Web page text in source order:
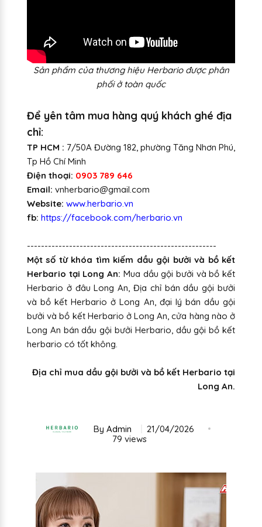
Sản phẩm của thương hiệu Herbario được phân
phối ở toàn quốc
Để yên tâm mua hàng quý khách ghé địa
chỉ:
TP HCM : 7/50A Đường 182, phường Tăng Nhơn Phú,
Tp Hồ Chí Minh
Điện thoại: 0903 789 646
Email: vnherbario@gmail.com
Website: www.herbario.vn
fb: https://facebook.com/herbario.vn
------------------------------------------------------
Một số từ khóa tìm kiếm dầu gội bưởi và bồ kết
Herbario tại Long An: Mua dầu gội bưởi và bồ kết
Herbario ở đâu Long An, Địa chỉ bán dầu gội bưởi
và bồ kết Herbario ở Long An, đại lý bán dầu gội
bưởi và bồ kết Herbario ở Long An, cửa hàng nào ở
Long An bán dầu gội bưởi Herbario, dầu gội bồ kết
herbario có tốt không.
Địa chỉ mua dầu gội bưởi và bồ kết Herbario tại
Long An.
By Admin
21/04/2026
79 views